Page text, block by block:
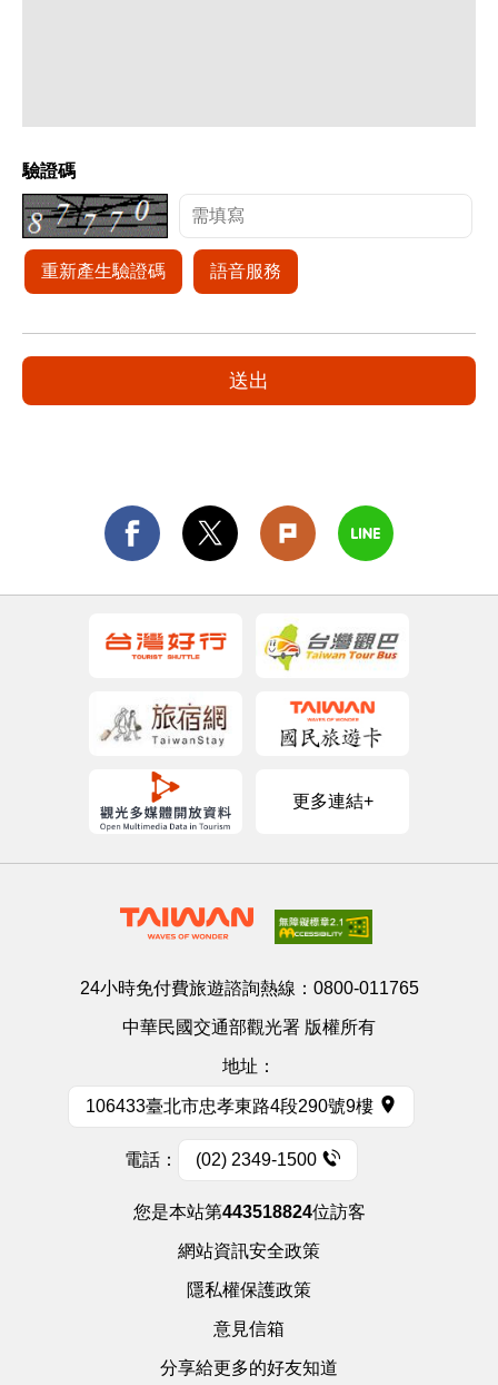
驗證碼
重新產生驗證碼 語音服務
更多連結+
24小時免付費旅遊諮詢熱線： 0800-011765
中華民國交通部觀光署 版權所有
地址：
106433臺北市忠孝東路4段290號9樓
電話： (02) 2349-1500
您是本站第443518824位訪客
網站資訊安全政策
隱私權保護政策
意見信箱
分享給更多的好友知道